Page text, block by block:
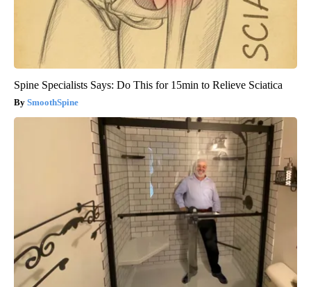
Spine Specialists Says: Do This for 15min to Relieve Sciatica
SmoothSpine